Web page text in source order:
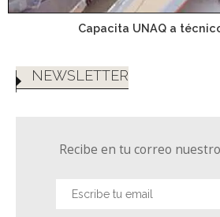
Capacita UNAQ a
NEWSLETTER
Recibe en tu correo